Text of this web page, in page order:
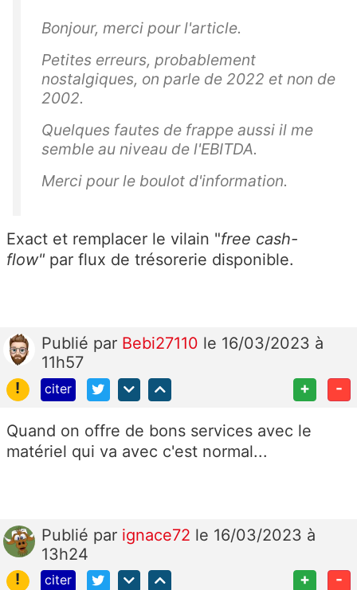
Bonjour, merci pour l'article.
Petites erreurs, probablement
nostalgiques, on parle de 2022 et non de
2002.
Quelques fautes de frappe aussi il me
semble au niveau de l'EBITDA.
Merci pour le boulot d'information.
Exact et remplacer le vilain "free cash-
flow" par flux de trésorerie disponible.
Publié par Bebi27110 le 16/03/2023 à
11h57
!
citer + -
Quand on offre de bons services avec le
matériel qui va avec c'est normal...
Publié par ignace72 le 16/03/2023 à
13h24
!
citer + -